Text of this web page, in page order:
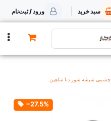
سبد خرید ورود / ثبت‌نام
چشمی شیشه شور دنا شاهین
‎−27.5%